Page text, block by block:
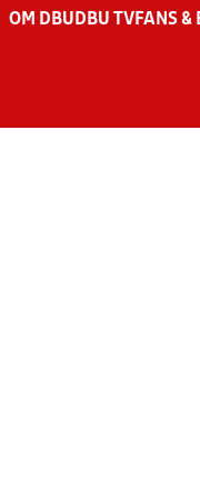
OM DBU DBU TV FANS &